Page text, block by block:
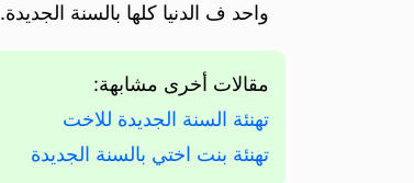
واحد ف الدنيا كلها بالسنة الجديدة.
مقالات أخرى مشابهة:
تهنئة السنة الجديدة للاخت
تهنئة بنت اختي بالسنة الجديدة